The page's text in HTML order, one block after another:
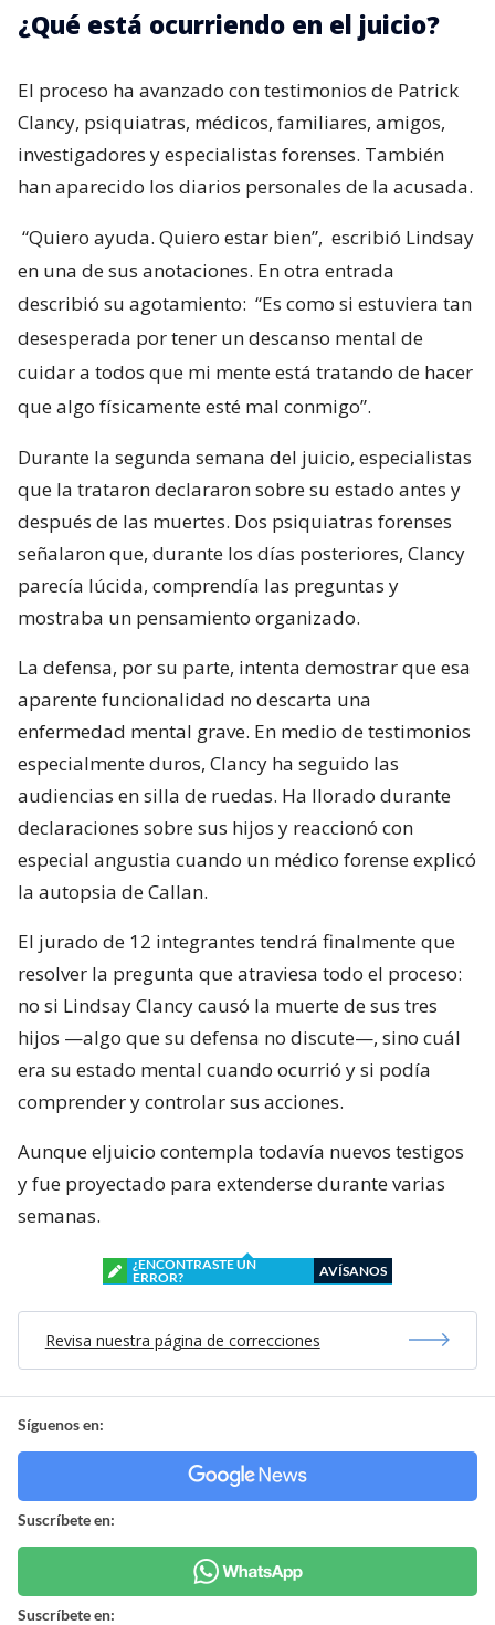
¿Qué está ocurriendo en el juicio?
El proceso ha avanzado con testimonios de Patrick
Clancy, psiquiatras, médicos, familiares, amigos,
investigadores y especialistas forenses. También
han aparecido los diarios personales de la acusada.
“Quiero ayuda. Quiero estar bien”, escribió Lindsay
en una de sus anotaciones. En otra entrada
describió su agotamiento: “Es como si estuviera tan
desesperada por tener un descanso mental de
cuidar a todos que mi mente está tratando de hacer
que algo físicamente esté mal conmigo”.
Durante la segunda semana del juicio, especialistas
que la trataron declararon sobre su estado antes y
después de las muertes. Dos psiquiatras forenses
señalaron que, durante los días posteriores, Clancy
parecía lúcida, comprendía las preguntas y
mostraba un pensamiento organizado.
La defensa, por su parte, intenta demostrar que esa
aparente funcionalidad no descarta una
enfermedad mental grave. En medio de testimonios
especialmente duros, Clancy ha seguido las
audiencias en silla de ruedas. Ha llorado durante
declaraciones sobre sus hijos y reaccionó con
especial angustia cuando un médico forense explicó
la autopsia de Callan.
El jurado de 12 integrantes tendrá finalmente que
resolver la pregunta que atraviesa todo el proceso:
no si Lindsay Clancy causó la muerte de sus tres
hijos —algo que su defensa no discute—, sino cuál
era su estado mental cuando ocurrió y si podía
comprender y controlar sus acciones.
Aunque eljuicio contempla todavía nuevos testigos
y fue proyectado para extenderse durante varias
semanas.
¿ENCONTRASTE UN
ERROR?
AVÍSANOS
Revisa nuestra página de correcciones
Síguenos en:
Suscríbete en:
Suscríbete en: